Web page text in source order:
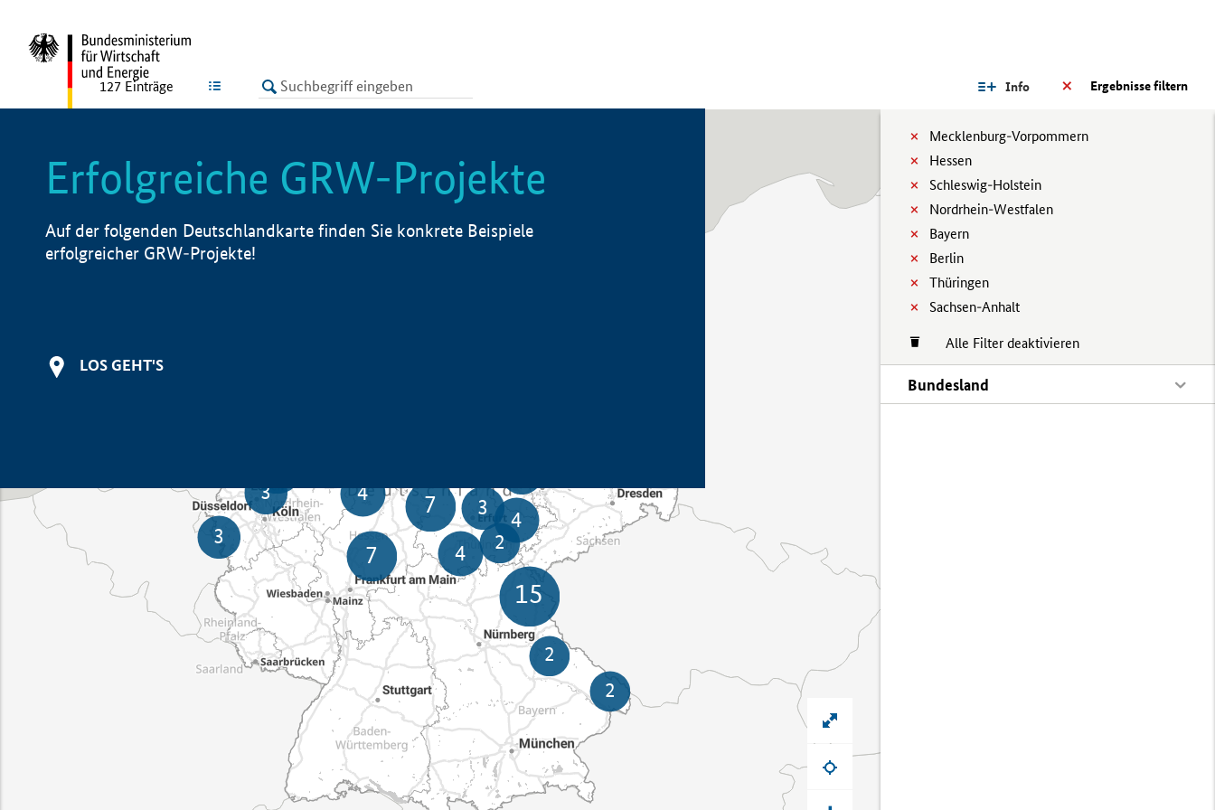
LISTE Ergebnisse filtern
Info
Mecklenburg-Vorpommern
Hessen
Schleswig-Holstein
Nordrhein-Westfalen
Bayern
Berlin
Thüringen
Sachsen-Anhalt
Alle Filter deaktivieren
Bundesland
127 Einträge
Erfolgreiche GRW-Projekte
Auf der folgenden Deutschlandkarte finden Sie konkrete Beispiele
erfolgreicher GRW-Projekte!
LOS GEHT'S